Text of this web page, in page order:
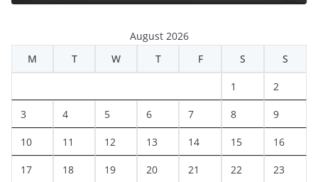
August 2026
M
T W T F S S
1 2
3 4 5 6 7 8 9
10 11 12 13 14 15 16
17 18 19 20 21 22 23